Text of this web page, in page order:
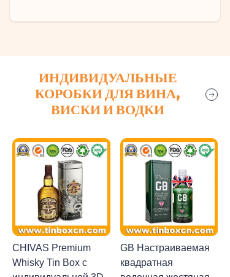
ИНДИВИДУАЛЬНЫЕ
КОРОБКИ ДЛЯ ВИНА,
ВИСКИ И ВОДКИ
CHIVAS Premium
Whisky Tin Box с
GB Настраиваемая
квадратная